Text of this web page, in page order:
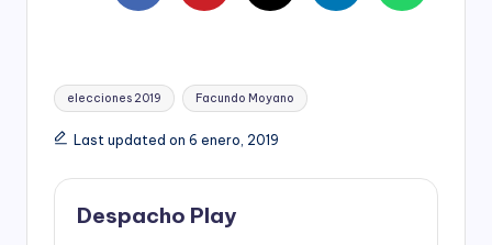
Tags:
elecciones 2019 Facundo Moyano
Last updated on 6 enero, 2019
Despacho Play